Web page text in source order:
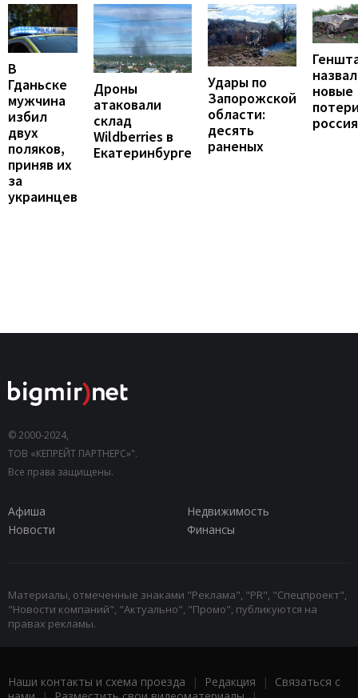
В
Гданьске
мужчина
избил
двух
поляков,
приняв их
за
украинцев
Дроны
атаковали
склад
Wildberries в
Екатеринбурге
Удары по
Запорожской
области:
десять
раненых
назвал
новые
© 2000-2024,
ТОВ «КЕПРЕЙТ ПАРТНЕРС»".
Все права защищены.
Афиша
Недвижимость
Новости
Финансы
Материалы, отмеченные знаками "Реклама", "PR", "Спецпроект",
"Новости компаний", "Актуально", "Промо", публикуются на
правах рекламы.
Наши контакты и схема проезда | Редакция | Связаться с